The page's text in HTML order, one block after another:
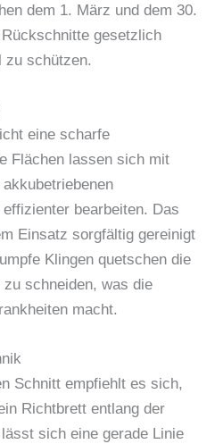
dem 1. März und dem 30.
gesetzlich
zu schützen.
eine scharfe
Flächen lassen sich mit
bearbeiten. Das
Einsatz sorgfältig gereinigt
Klingen quetschen die
schneiden, was die
macht.
Schnitt empfiehlt es sich,
Richtbrett entlang der
sich eine gerade Linie